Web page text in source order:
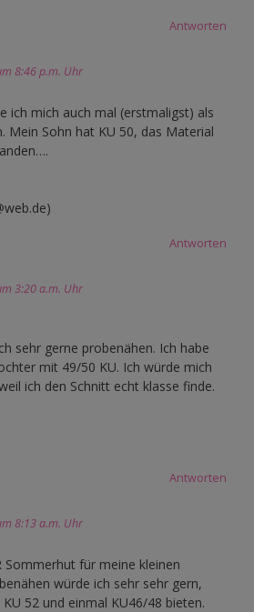
Antworten
8:46 p.m. Uhr
ich mich auch mal (erstmaligst) als
Mein Sohn hat KU 50, das Material
Antworten
3:20 a.m. Uhr
sehr gerne probenähen. Ich habe
mit 49/50 KU. Ich würde mich
ich den Schnitt echt klasse finde.
Antworten
8:13 a.m. Uhr
Sommerhut für meine kleinen
würde ich sehr sehr gern,
52 und einmal KU46/48 bieten.